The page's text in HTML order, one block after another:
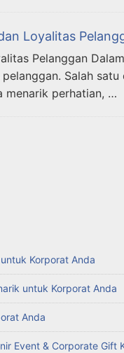
Loyalitas
Pelanggan
Salah
menarik perhatian, …
Korporat Anda
untuk Korporat Anda
Anda
Event & Corporate Gift